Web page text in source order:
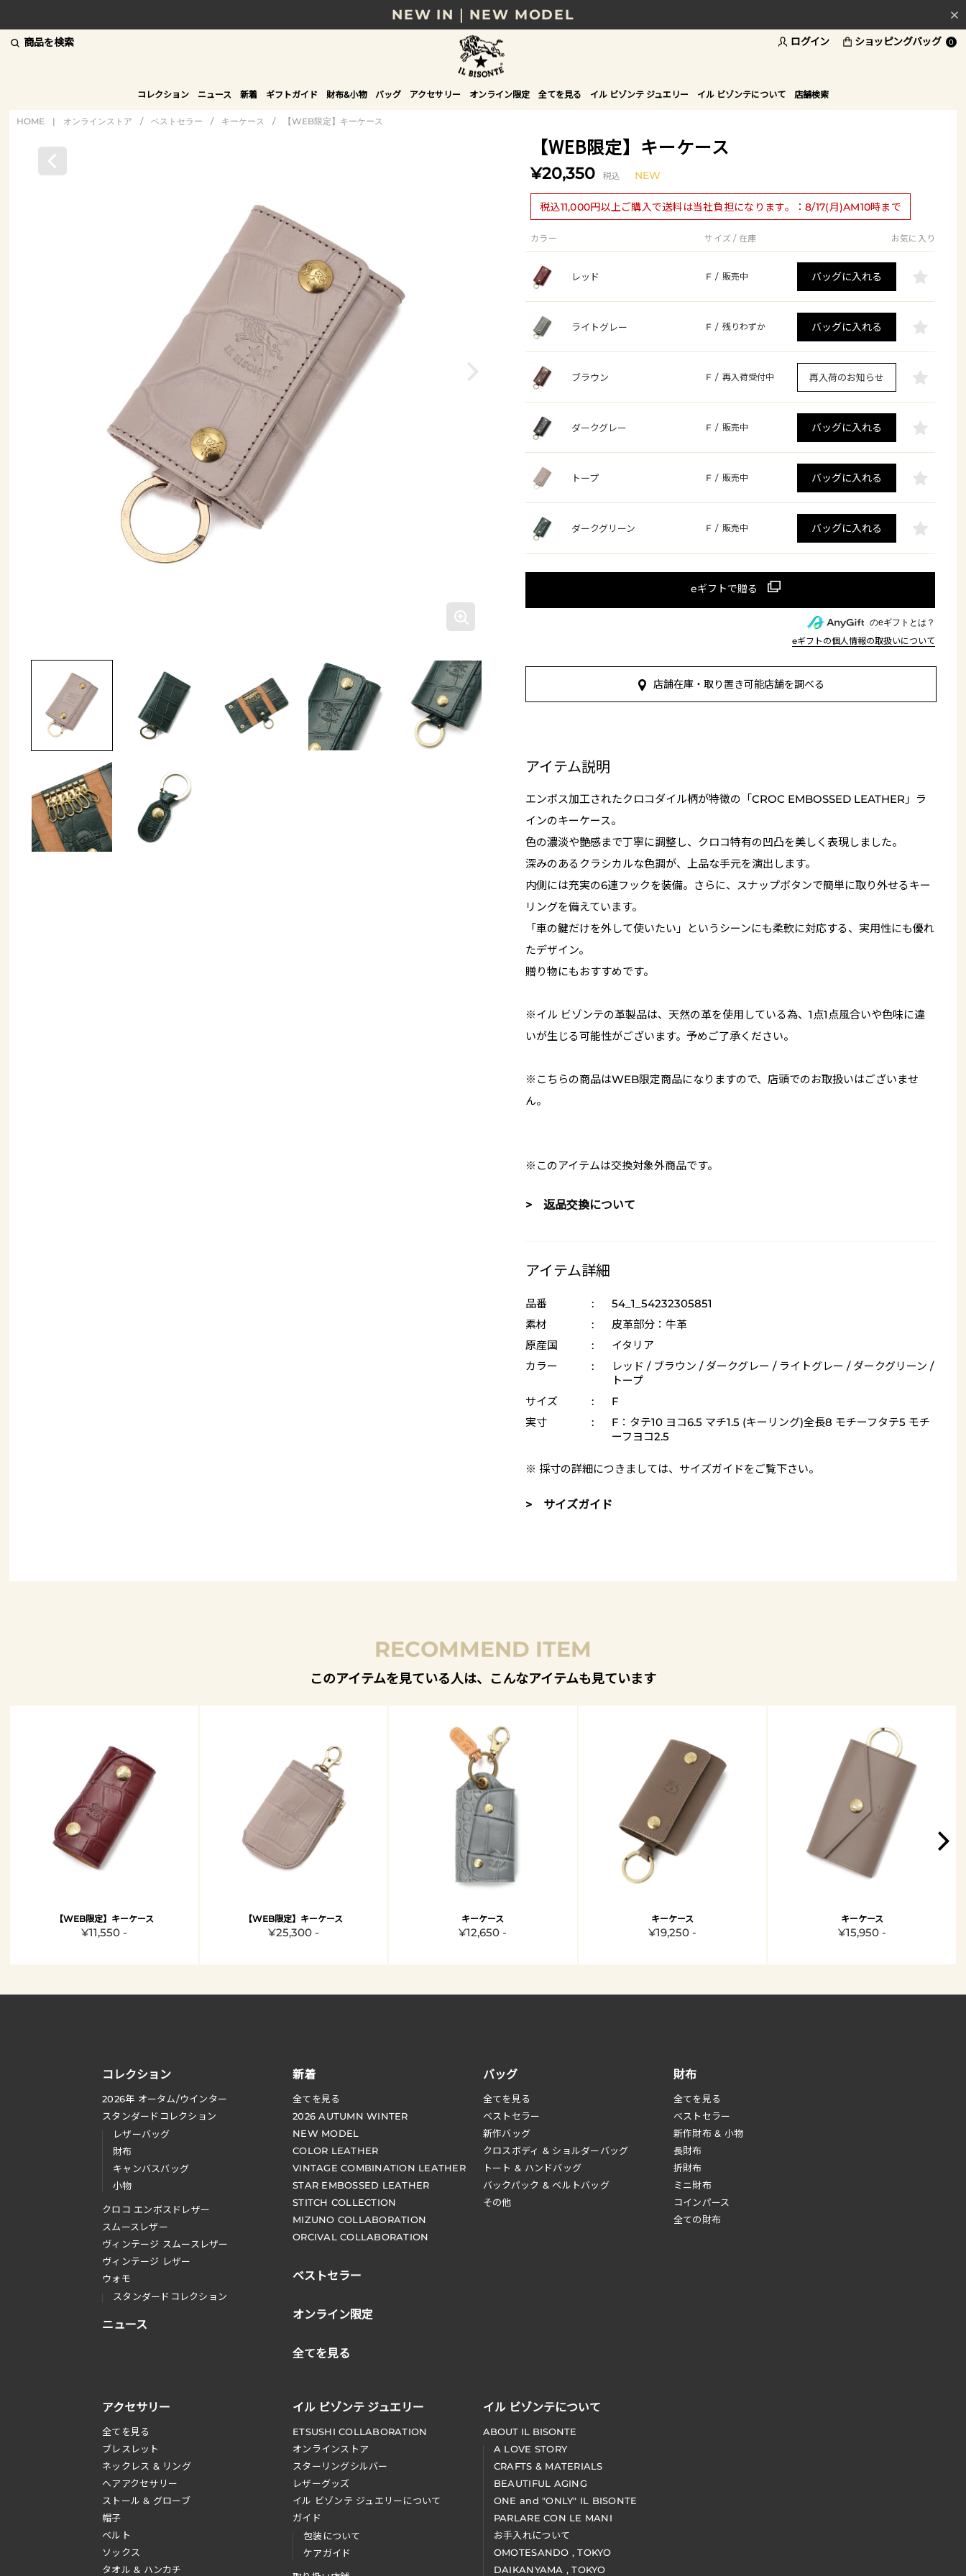
NEW IN｜NEW MODEL
8/17(月)10時まで｜税込11,000円以上で送料無料
贈る相手やシーンから選べる、新しいギフトガイド
NEW IN｜COLOR LEATHER
商品を検索 ログイン ショッピングバッグ 0
コレクション ニュース 新着 ギフトガイド 財布&小物 バッグ アクセサリー オンライン限定 全てを見る イル ビゾンテ ジュエリー イル ビゾンテについて 店舗検索
HOME | オンラインストア / ベストセラー / キーケース / 【WEB限定】キーケース
【WEB限定】キーケース
¥20,350 税込 NEW
税込11,000円以上ご購入で送料は当社負担になります。：8/17(月)AM10時まで
カラー サイズ / 在庫 お気に入り
レッド F / 販売中 バッグに入れる
ライトグレー F / 残りわずか バッグに入れる
ブラウン F / 再入荷受付中 再入荷のお知らせ
ダークグレー F / 販売中 バッグに入れる
トープ F / 販売中 バッグに入れる
ダークグリーン F / 販売中 バッグに入れる
のeギフトとは？
eギフトの個人情報の取扱いについて
店舗在庫・取り置き可能店舗を調べる
アイテム説明
エンボス加工されたクロコダイル柄が特徴の「CROC EMBOSSED LEATHER」ラ
インのキーケース。
色の濃淡や艶感まで丁寧に調整し、クロコ特有の凹凸を美しく表現しました。
深みのあるクラシカルな色調が、上品な手元を演出します。
内側には充実の6連フックを装備。さらに、スナップボタンで簡単に取り外せるキー
リングを備えています。
「車の鍵だけを外して使いたい」というシーンにも柔軟に対応する、実用性にも優れ
たデザイン。
贈り物にもおすすめです。
※イル ビゾンテの革製品は、天然の革を使用している為、1点1点風合いや色味に違
いが生じる可能性がございます。予めご了承ください。
※こちらの商品はWEB限定商品になりますので、店頭でのお取扱いはございませ
ん。
※このアイテムは交換対象外商品です。
> 返品交換について
アイテム詳細
品番 :
54_1_54232305851
素材
:
皮革部分：牛革
原産国
:
イタリア
カラー
:
レッド / ブラウン / ダークグレー / ライトグレー / ダークグリーン /
トープ
サイズ
:
F
実寸
:
F：タテ10 ヨコ6.5 マチ1.5 (キーリング)全長8 モチーフタテ5 モチ
ーフヨコ2.5
※ 採寸の詳細につきましては、 サイズガイドをご覧下さい。
> サイズガイド
RECOMMEND ITEM
このアイテムを見ている人は、こんなアイテムも見ています
【WEB限定】キーケース
¥11,550 -
【WEB限定】キーケース
¥25,300 -
キーケース
¥12,650 -
キーケース
¥19,250 -
キーケース
¥15,950 -
コレクション
2026年 オータム/ウインター
スタンダードコレクション
レザーバッグ
財布
キャンバスバッグ
小物
クロコ エンボスドレザー
スムースレザー
ヴィンテージ スムースレザー
ヴィンテージ レザー
ウォモ
スタンダードコレクション
ニュース
新着
全てを見る
2026 AUTUMN WINTER
NEW MODEL
COLOR LEATHER
VINTAGE COMBINATION LEATHER
STAR EMBOSSED LEATHER
STITCH COLLECTION
MIZUNO COLLABORATION
ORCIVAL COLLABORATION
ベストセラー
オンライン限定
全てを見る
財布
全てを見る
べストセラー
新作財布 & 小物
長財布
折財布
ミニ財布
コインパース
全ての財布
バッグ
全てを見る
ベストセラー
新作バッグ
クロスボディ & ショルダーバッグ
トート & ハンドバッグ
バックパック & ベルトバッグ
その他
アクセサリー
全てを見る
ブレスレット
ネックレス & リング
へアアクセサリー
ストール & グローブ
帽子
ベルト
ソックス
タオル & ハンカチ
イル ビゾンテ ジュエリー
ETSUSHI COLLABORATION
オンラインストア
スターリングシルバー
レザーグッズ
イル ビゾンテ ジュエリーについて
ガイド
包装について
ケアガイド
イル ビゾンテについて
ABOUT IL BISONTE
A LOVE STORY
CRAFTS & MATERIALS
BEAUTIFUL AGING
ONE and "ONLY" IL BISONTE
PARLARE CON LE MANI
お手入れについて
OMOTESANDO , TOKYO
DAIKANYAMA , TOKYO